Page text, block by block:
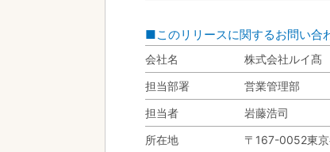
■このリリースに関するお問い合
会社名
株式会社ルイ髙
担当部署
営業管理部
担当者
岩藤浩司
所在地
〒167-0052東